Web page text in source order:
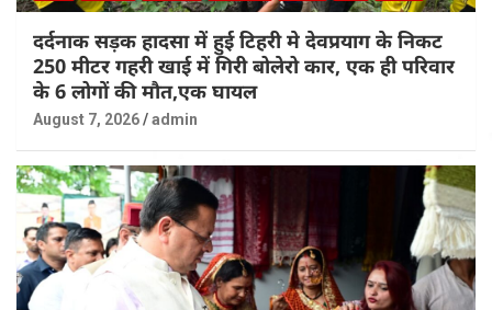
दर्दनाक सड़क हादसा में हुई टिहरी मे देवप्रयाग के निकट
250 मीटर गहरी खाई में गिरी बोलेरो कार, एक ही परिवार
के 6 लोगों की मौत,एक घायल
August 7, 2026 admin